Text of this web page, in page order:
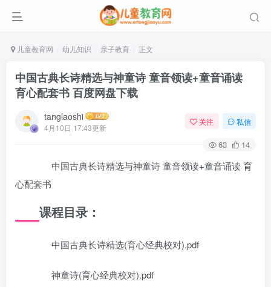
儿童教育网 幼儿知识 亲子教育 正文
中国古典长诗精选与神童诗 童音领读+童音诵读
育心配套书 百度网盘下载
tanglaoshi
4月10日 17:43更新
关注 私信
63 14
中国古典长诗精选与神童诗 童音领读+童音诵读 育
心配套书
课程目录：
中国古典长诗精选(育心经典校对).pdf
神童诗(育心经典校对).pdf